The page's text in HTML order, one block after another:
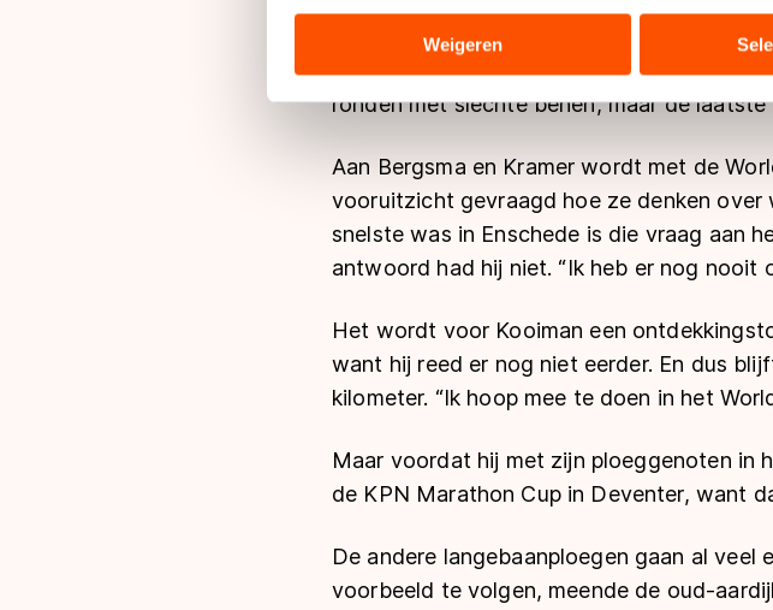
analyseren. We delen informatie over uw gebruik van
analyse. Zij kunnen deze combineren met andere
hun services. Sommige partners kunnen gegevens
adequaat beschermingsniveau geldt volgens de GDPR.
Weigeren
Daar had hij weliswaar als enige van de
twintig ronden zijn ploeggenoot Evert
ronden met slechte benen, maar de laatste
Aan Bergsma en Kramer wordt met de
vooruitzicht gevraagd hoe ze denken over
snelste was in Enschede is die vraag aan
antwoord had hij niet. “Ik heb er nog nooit
Het wordt voor Kooiman een
want hij reed er nog niet eerder. En dus
kilometer. “Ik hoop mee te doen in het
Maar voordat hij met zijn ploeggenoten in
de KPN Marathon Cup in Deventer, want
De andere langebaanploegen gaan al veel
voorbeeld te volgen, meende de oud-